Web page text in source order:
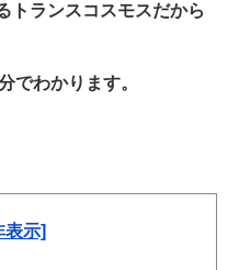
トランスコスモスだから
でわかります。
表示]